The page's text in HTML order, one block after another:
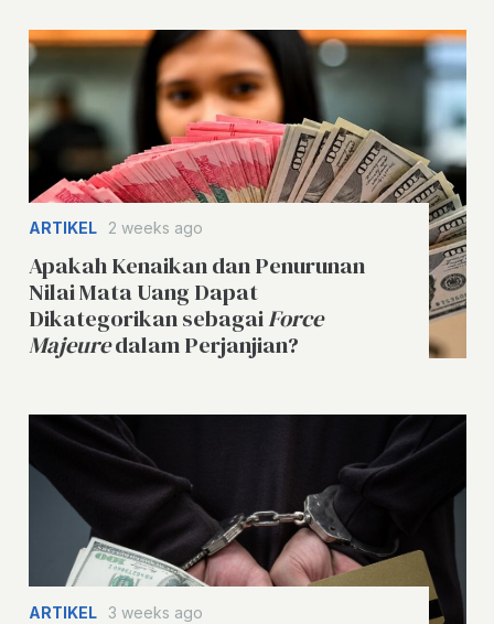
ARTIKEL 2 weeks ago
Apakah Kenaikan dan Penurunan
Nilai Mata Uang Dapat
Dikategorikan sebagaiForce
Majeuredalam Perjanjian?
ARTIKEL 3 weeks ago